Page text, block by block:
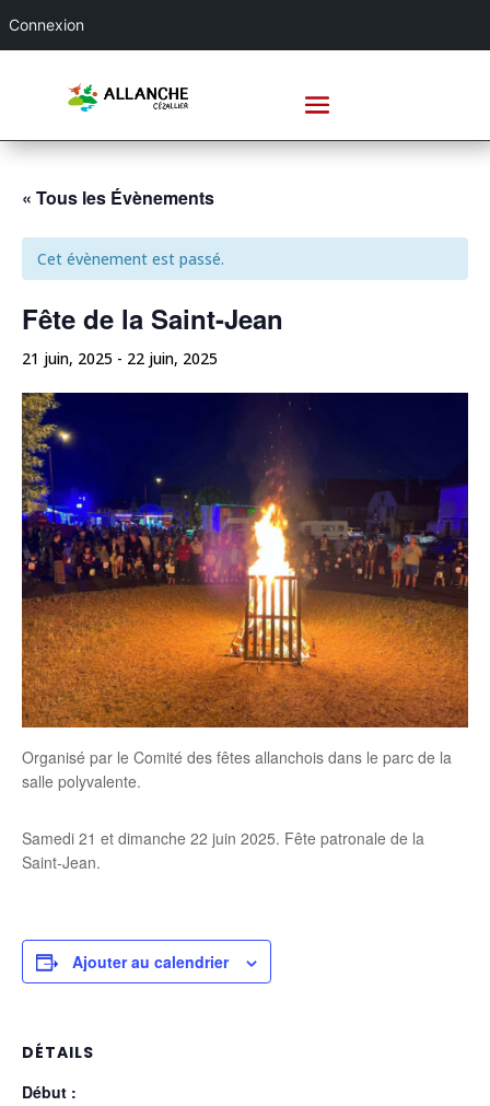
« Tous les Évènements
Cet évènement est passé.
Fête de la Saint-Jean
21 juin, 2025 - 22 juin, 2025
Organisé par le Comité des fêtes allanchois dans le parc de la
salle polyvalente.
Samedi 21 et dimanche 22 juin 2025. Fête patronale de la
Saint-Jean.
Ajouter au calendrier
DÉTAILS
Début :
Connexion